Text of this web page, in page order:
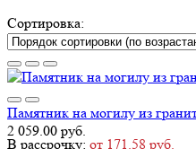
Сортировка:
Памятник на могилу из
2 059.00 руб.
В рассрочку: от 171.58 руб.